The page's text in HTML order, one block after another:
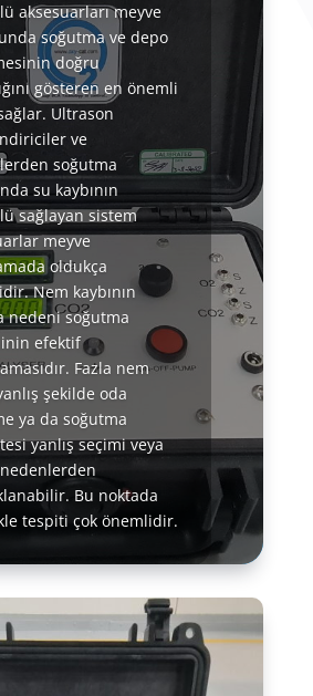
aksesuarları meyve
soğutma ve depo
doğru
gösteren en önemli
Ultrason
ve
soğutma
su kaybının
sağlayan sistem
meyve
oldukça
Nem kaybının
nedeni soğutma
efektif
Fazla nem
şekilde oda
ya da soğutma
yanlış seçimi veya
Bu noktada
tespiti çok önemlidir.
Daha fazla bilgi edinin